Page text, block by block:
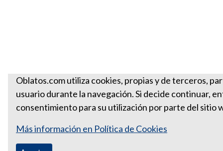
Oblatos.com utiliza cookies, propias y de terceros,
usuario durante la navegación. Si decide continuar,
consentimiento para su utilización por parte del sitio
Más información en Política de Cookies